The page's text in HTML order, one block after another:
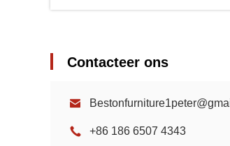
Contacteer ons
+86 186 6507 4343